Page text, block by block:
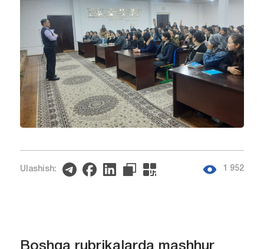
Ulashish: 1 952
Boshqa rubrikalarda mashhur